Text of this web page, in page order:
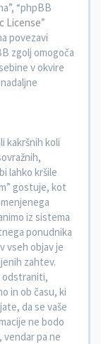
“phpBB
License”
povezavi
zgolj omogoča
v okvire
kakršnih koli
lahko kršile
gostuje, kot
iz sistema
ponudnika
vseh objav je
zahtev.
odstraniti,
in ob času, ki
da se vaše
ne bodo
vendar pa ne